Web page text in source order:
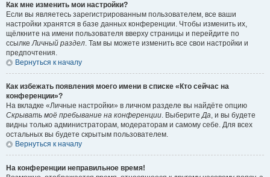
Как мне изменить мои настройки?
Если вы являетесь зарегистрированным пользователем, все ваши
настройки хранятся в базе данных конференции. Чтобы изменить их,
щёлкните на имени пользователя вверху страницы и перейдите по
ссылкеЛичный раздел. Там вы можете изменить все свои настройки и
предпочтения.
Вернуться к началу
Как избежать появления моего имени в списке «Кто сейчас на
конференции»?
На вкладке «Личные настройки» в личном разделе вы найдёте опцию
Скрывать моё пребывание на конференции. ВыберитеДа, и вы будете
видны только администраторам, модераторам и самому себе. Для всех
остальных вы будете скрытым пользователем.
Вернуться к началу
На конференции неправильное время!